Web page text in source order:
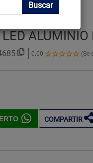
0.00
0.00
(Se
COMPARTIR
Buscar